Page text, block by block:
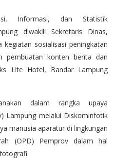
Informasi, dan Statistik
diwakili Sekretaris Dinas,
sosialisasi peningkatan
pembuatan konten berita dan
Lite Hotel, Bandar Lampung
dalam rangka upaya
Lampung melalui Diskominfotik
manusia aparatur di lingkungan
(OPD) Pemprov dalam hal